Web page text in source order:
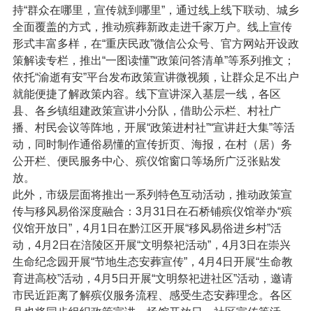
持“群众在哪里，宣传就到哪里”，通过线上线下联动、城乡
全面覆盖的方式，推动殡葬新政走进千家万户。线上宣传
形式丰富多样，在“重庆民政”微信公众号、官方网站开设政
策解读专栏，推出“一图读懂”“政策问答清单”等系列推文；
依托“渝逝有安”平台发布政策宣讲微视频，让群众足不出户
就能便捷了解政策内容。线下宣讲深入基层一线，各区
县、各乡镇组建政策宣讲小分队，借助公示栏、村社广
播、村民会议等阵地，开展“政策进村社”“宣讲赶大集”等活
动，同时制作通俗易懂的宣传折页、海报，在村（居）务
公开栏、便民服务中心、殡仪馆窗口等场所广泛张贴发
放。
此外，市级层面将推出一系列特色互动活动，推动政策宣
传与移风易俗深度融合：3月31日在石桥铺殡仪馆举办“殡
仪馆开放日”，4月1日在黔江区开展“移风易俗进乡村”活
动，4月2日在涪陵区开展“文明祭祀活动”，4月3日在崇兴
生命纪念园开展“节地生态安葬宣传”，4月4日开展“生命教
育进高校”活动，4月5日开展“文明祭祀进社区”活动，邀请
市民近距离了解殡仪服务流程、感受生态安葬理念。各区